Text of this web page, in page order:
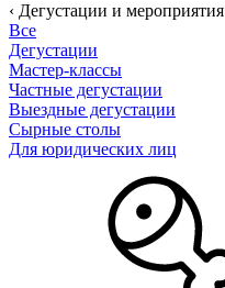
‹ Дегустации и мероприятия
Все
Дегустации
Мастер-классы
Частные дегустации
Выездные дегустации
Сырные столы
Для юридических лиц